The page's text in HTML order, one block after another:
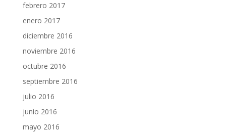
febrero 2017
enero 2017
diciembre 2016
noviembre 2016
octubre 2016
septiembre 2016
julio 2016
junio 2016
mayo 2016